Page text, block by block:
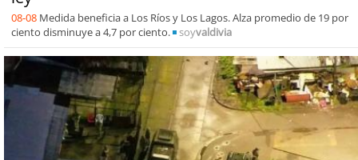
08-08 Medida beneficia a Los Ríos y Los Lagos. Alza promedio de 19 por
ciento disminuye a 4,7 por ciento.
soyvaldivia